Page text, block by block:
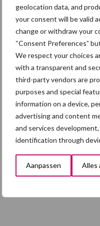
geolocation data, and
your consent will be valid
change or withdraw your
“Consent Preferences”
We respect your choices
with a transparent and
third-party vendors are
purposes and special
information on a device,
advertising and content
and services
identification through
Aanpassen Alles
groter
AVP